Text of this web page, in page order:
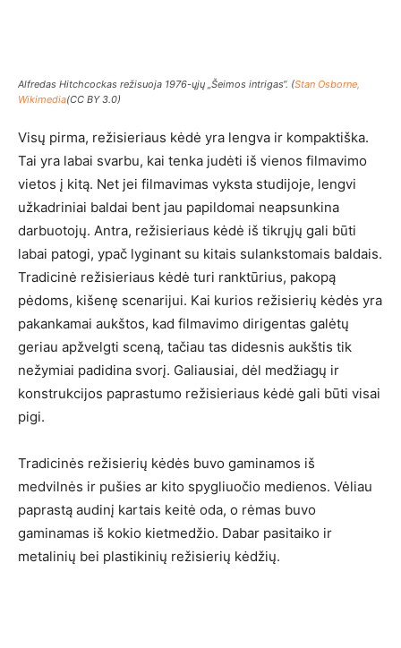
Alfredas Hitchcockas režisuoja 1976-ųjų „Šeimos intrigas“. (Stan Osborne,
Wikimedia(CC BY 3.0)
Visų pirma, režisieriaus kėdė yra lengva ir kompaktiška.
Tai yra labai svarbu, kai tenka judėti iš vienos filmavimo
vietos į kitą. Net jei filmavimas vyksta studijoje, lengvi
užkadriniai baldai bent jau papildomai neapsunkina
darbuotojų. Antra, režisieriaus kėdė iš tikrųjų gali būti
labai patogi, ypač lyginant su kitais sulankstomais baldais.
Tradicinė režisieriaus kėdė turi ranktūrius, pakopą
pėdoms, kišenę scenarijui. Kai kurios režisierių kėdės yra
pakankamai aukštos, kad filmavimo dirigentas galėtų
geriau apžvelgti sceną, tačiau tas didesnis aukštis tik
nežymiai padidina svorį. Galiausiai, dėl medžiagų ir
konstrukcijos paprastumo režisieriaus kėdė gali būti visai
pigi.
Tradicinės režisierių kėdės buvo gaminamos iš
medvilnės ir pušies ar kito spygliuočio medienos. Vėliau
paprastą audinį kartais keitė oda, o rėmas buvo
gaminamas iš kokio kietmedžio. Dabar pasitaiko ir
metalinių bei plastikinių režisierių kėdžių.